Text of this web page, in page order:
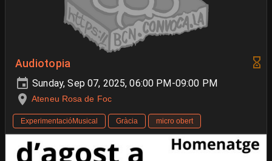
Audiotopia
Sunday, Sep 07, 2025, 06:00 PM-09:00 PM
Ateneu Rosa de Foc
ExperimentacióMusical Gràcia micro obert